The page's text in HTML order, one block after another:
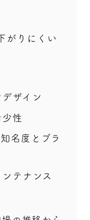
がりにくい
ザイン
性
名度とブラ
テナンス